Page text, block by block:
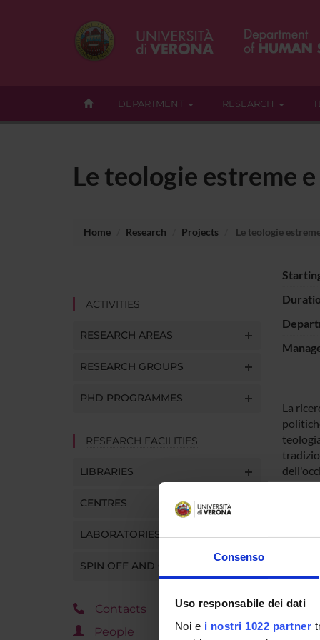
Consenso
Uso responsabile dei dati
Noi e i nostri 1022 partner
DEPARTMENT RESEARCH
Le teologie estreme
Home Research Projects Le teologie
ACTIVITIES
RESEARCH AREAS
RESEARCH GROUPS
PHD PROGRAMMES
RESEARCH FACILITIES
LIBRARIES
CENTRES
LABORATORIES
SPIN OFF AND COMPANIES
Contacts
People
La